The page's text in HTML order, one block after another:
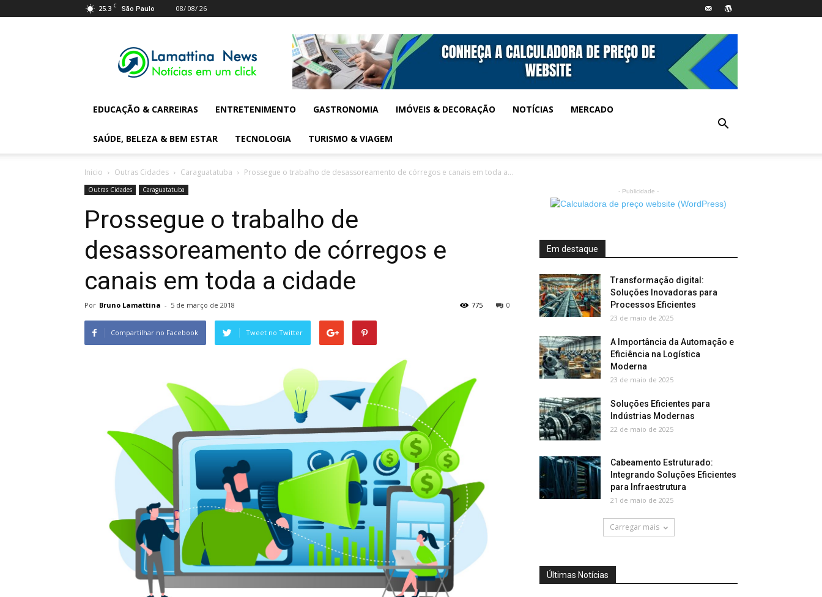
25.3 C São Paulo 08/ 08/ 26
Digital
News
EDUCAÇÃO & CARREIRAS ENTRETENIMENTO GASTRONOMIA IMÓVEIS & DECORAÇÃO NOTÍCIAS MERCADO
SAÚDE, BELEZA & BEM ESTAR TECNOLOGIA TURISMO & VIAGEM
Inicio Outras Cidades Caraguatatuba Prossegue o trabalho de desassoreamento de córregos e canais em toda a...
Outras Cidades Caraguatatuba
Prossegue o trabalho de
desassoreamento de córregos e
canais em toda a cidade
Por Bruno Lamattina - 5 de março de 2018 0
775
Compartilhar no Facebook Tweet no Twitter
- Publicidade -
Em destaque
Transformação digital:
Soluções Inovadoras para
Processos Eficientes
23 de maio de 2025
A Importância da Automação e
Eficiência na Logística
Moderna
23 de maio de 2025
Soluções Eficientes para
Indústrias Modernas
22 de maio de 2025
Cabeamento Estruturado:
Integrando Soluções Eficientes
para Infraestrutura
21 de maio de 2025
Carregar mais
Últimas Notícias